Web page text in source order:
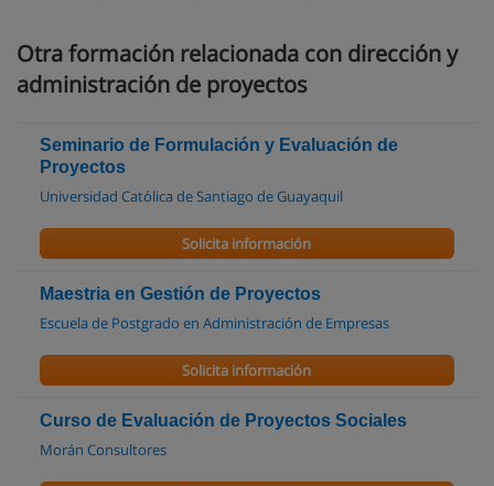
Otra formación relacionada con dirección y
administración de proyectos
Seminario de Formulación y Evaluación de
Proyectos
Universidad Católica de Santiago de Guayaquil
Solicita información
Maestria en Gestión de Proyectos
Escuela de Postgrado en Administración de Empresas
Solicita información
Curso de Evaluación de Proyectos Sociales
Morán Consultores